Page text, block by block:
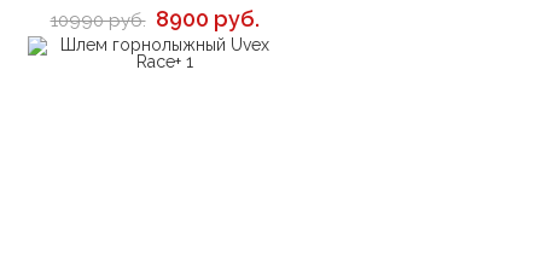
10990 руб. 8900 руб.